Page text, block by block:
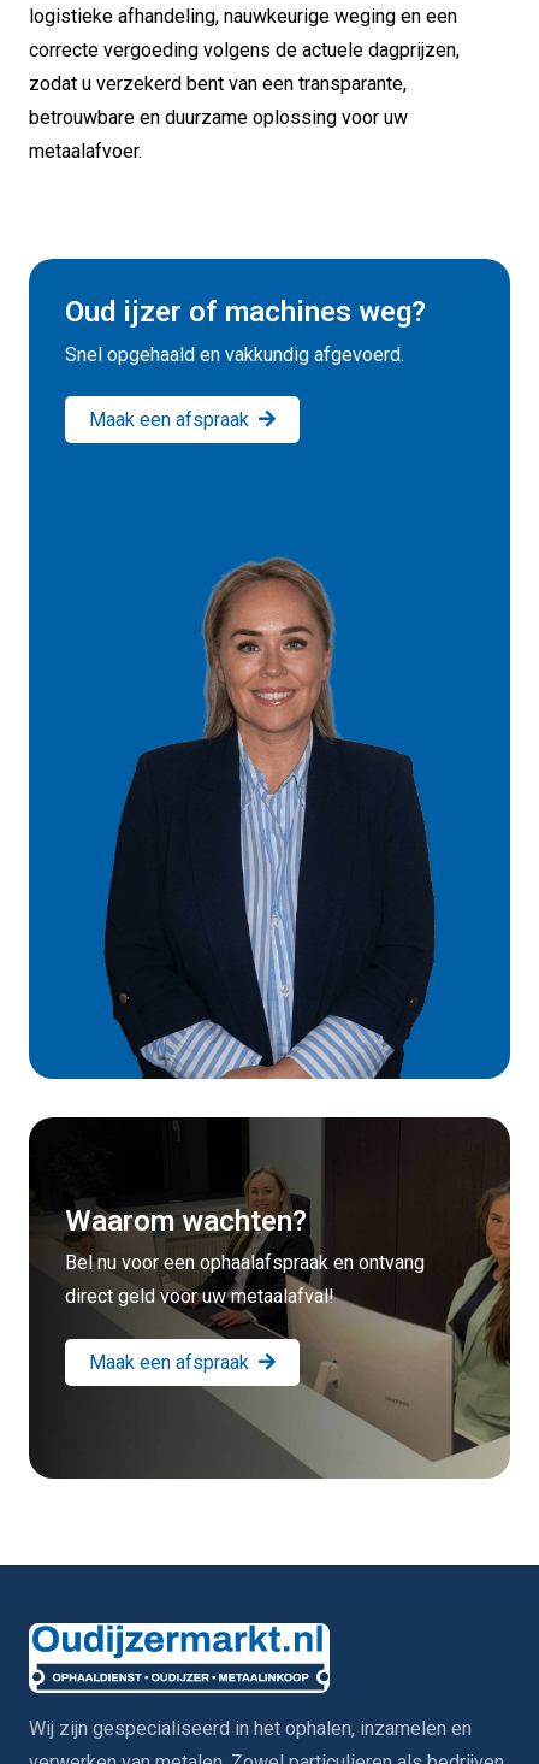
logistieke afhandeling, nauwkeurige weging en een
correcte vergoeding volgens de actuele dagprijzen,
zodat u verzekerd bent van een transparante,
betrouwbare en duurzame oplossing voor uw
metaalafvoer.
Oud ijzer of machines weg?
Snel opgehaald en vakkundig afgevoerd.
Maak een afspraak
Waarom wachten?
Bel nu voor een ophaalafspraak en ontvang
direct geld voor uw metaalafval!
Maak een afspraak
Wij zijn gespecialiseerd in het ophalen, inzamelen en